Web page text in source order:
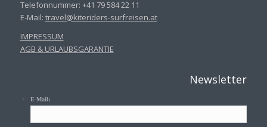
Telefonnummer: +41 79 584 22 11
E-Mail: travel@kiteriders-surfreisen.at
IMPRESSUM
AGB & URLAUBSGARANTIE
Newsletter
E-Mail: